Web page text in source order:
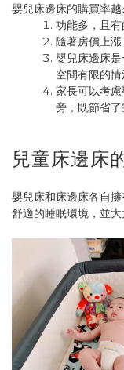
嬰兒床邊床的購買率越
功能多，且有
隨著房價上
嬰兒床邊床
空間有限的情
家長可以考
旁，既節省了
兒童床邊床
嬰兒床和床邊床各自擁
舒適的睡眠環境，並大